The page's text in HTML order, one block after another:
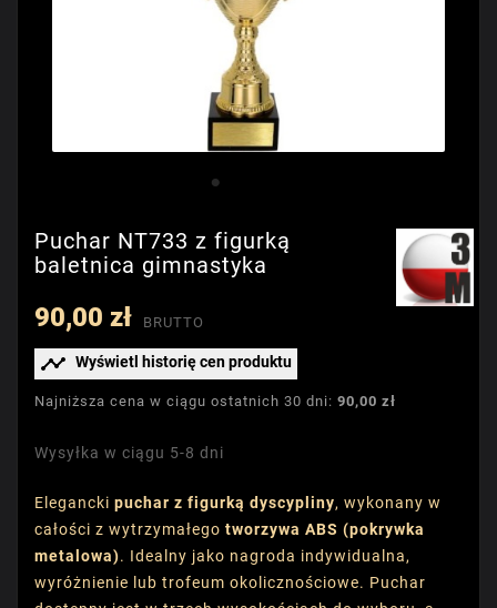
Puchar NT733 z figurką
baletnica gimnastyka
90,00 zł BRUTTO
 Wyświetl historię cen produktu
Najniższa cena w ciągu ostatnich 30 dni: 90,00 zł
Wysyłka w ciągu 5-8 dni
Elegancki puchar z figurką dyscypliny, wykonany w
całości z wytrzymałego tworzywa ABS (pokrywka
metalowa). Idealny jako nagroda indywidualna,
wyróżnienie lub trofeum okolicznościowe. Puchar